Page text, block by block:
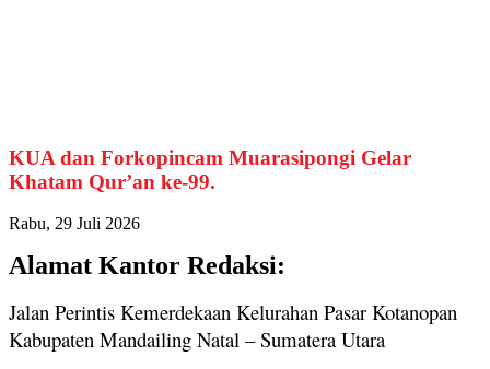
KUA dan Forkopincam Muarasipongi Gelar
Khatam Qur’an ke-99.
Rabu, 29 Juli 2026
Alamat Kantor Redaksi:
Jalan Perintis Kemerdekaan Kelurahan Pasar Kotanopan
Kabupaten Mandailing Natal – Sumatera Utara